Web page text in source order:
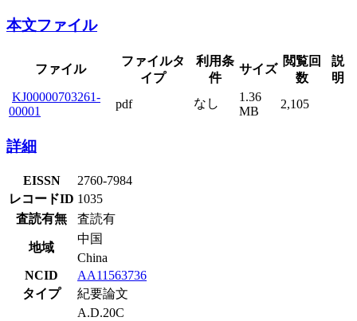
本文ファイル
ファイル
ファイルタ
イプ
利用条
件
サイズ
閲覧回
数
説
明
KJ00000703261-
00001
pdf なし
1.36
MB
2,105
詳細
EISSN
2760-7984
レコードID 1035
査読有無
査読有
地域
中国
China
NCID
AA11563736
タイプ
紀要論文
A.D.20C